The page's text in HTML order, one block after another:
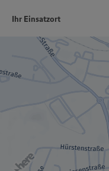
Ihr Einsatzort